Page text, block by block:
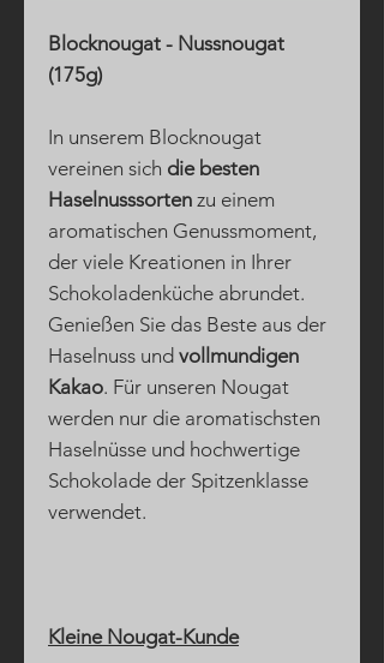
Blocknougat - Nussnougat
(175g)
In unserem Blocknougat
vereinen sich die besten
Haselnusssorten zu einem
aromatischen Genussmoment,
der viele Kreationen in Ihrer
Schokoladenküche abrundet.
Genießen Sie das Beste aus der
Haselnuss und vollmundigen
Kakao. Für unseren Nougat
werden nur die aromatischsten
Haselnüsse und hochwertige
Schokolade der Spitzenklasse
verwendet.
Kleine Nougat-Kunde